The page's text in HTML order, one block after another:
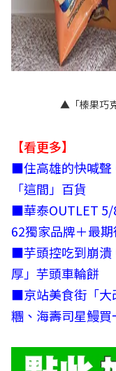
▲「榛果巧
【看更多】
■住高雄的快喊
「這間」百貨
■華泰OUTLET
62獨家品牌＋最
■芋頭控吃到崩
厚」芋頭車輪餅
■京站美食街「
糰、海壽司星鰻買